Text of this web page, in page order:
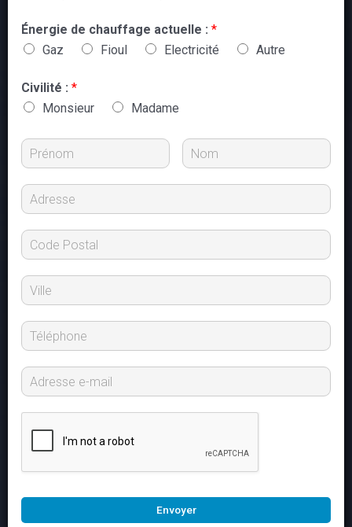
Énergie de chauffage actuelle : *
Gaz
Fioul Electricité Autre
Civilité : *
Monsieur
Madame
Envoyer